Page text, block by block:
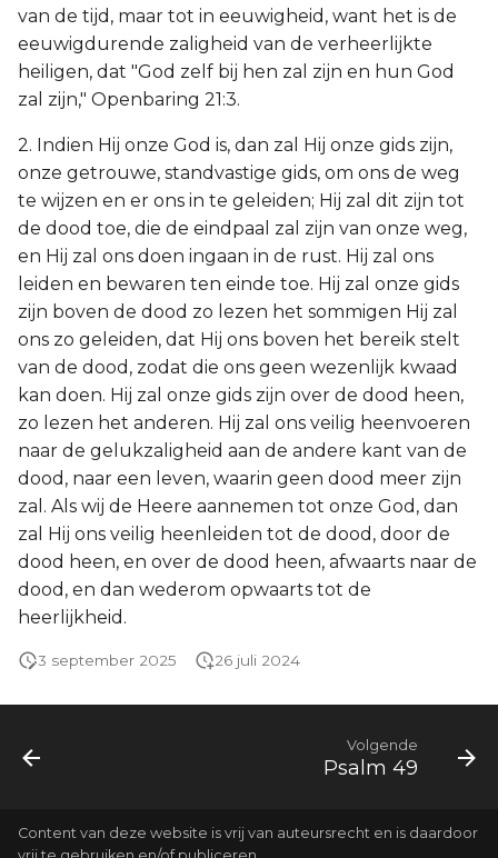
van de tijd, maar tot in eeuwigheid, want het is de
eeuwigdurende zaligheid van de verheerlijkte
heiligen, dat "God zelf bij hen zal zijn en hun God
zal zijn," Openbaring 21:3.
2. Indien Hij onze God is, dan zal Hij onze gids zijn,
onze getrouwe, standvastige gids, om ons de weg
te wijzen en er ons in te geleiden; Hij zal dit zijn tot
de dood toe, die de eindpaal zal zijn van onze weg,
en Hij zal ons doen ingaan in de rust. Hij zal ons
leiden en bewaren ten einde toe. Hij zal onze gids
zijn boven de dood zo lezen het sommigen Hij zal
ons zo geleiden, dat Hij ons boven het bereik stelt
van de dood, zodat die ons geen wezenlijk kwaad
kan doen. Hij zal onze gids zijn over de dood heen,
zo lezen het anderen. Hij zal ons veilig heenvoeren
naar de gelukzaligheid aan de andere kant van de
dood, naar een leven, waarin geen dood meer zijn
zal. Als wij de Heere aannemen tot onze God, dan
zal Hij ons veilig heenleiden tot de dood, door de
dood heen, en over de dood heen, afwaarts naar de
dood, en dan wederom opwaarts tot de
heerlijkheid.
3 september 2025 26 juli 2024
Volgende
Psalm 49
Content van deze website is vrij van auteursrecht en is daardoor